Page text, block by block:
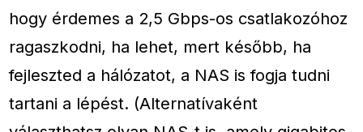
hogy érdemes a 2,5 Gbps-os csatlakozóhoz
ragaszkodni, ha lehet, mert később, ha
fejleszted a hálózatot, a NAS is fogja tudni
tartani a lépést. (Alternatívaként